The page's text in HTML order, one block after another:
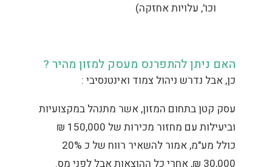
וכו', עלויות אחזקה)
האם ניתן להתפרנס מעסק למזון מהיר ?
כן, אבל נדרש ניהול צמוד ואינטנסיבי :
עסק קטן בתחום המזון, אשר מתנהל במקצועיות
וביעילות עם מחזור מכירות של 150,000 ₪
כולל מע"מ, אמור להשאיר רווח של כ 20%
30,000 ₪, אחרי כל ההוצאות אבל לפני מס.